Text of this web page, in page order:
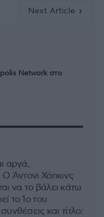
Next Article
Network στο
αργά,
Ο Άντονι Χόπκινς
να το βάλει κάτω
το 1ο του
και τίτλο: